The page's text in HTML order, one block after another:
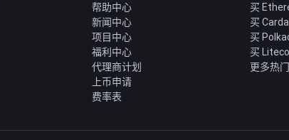
帮助中心
新闻中心
项目中心
福利中心
代理商计划
上币申请
费率表
买
买
买
买
更多热